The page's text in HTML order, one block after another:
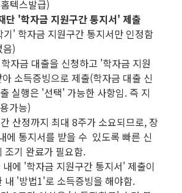
텍스발급)
단 '학자금 지원구간 통지서' 제출
' 학자금 지원구간 통지서만 인정함
음)
자금 대출을 신청하고 '학자금 지원
소득증빙으로 제출(학자금 대출 신
실행은 '선택' 가능한 사항임. 즉 지
가능)
산정까지 최대 8주가 소요되므로, 장
에 통지서를 받을 수 있도록 빠른 신
조기 완료가 필요함.
에 '학자금 지원구간 통지서' 제출이
내 '방법1'로 소득증빙을 해야함.